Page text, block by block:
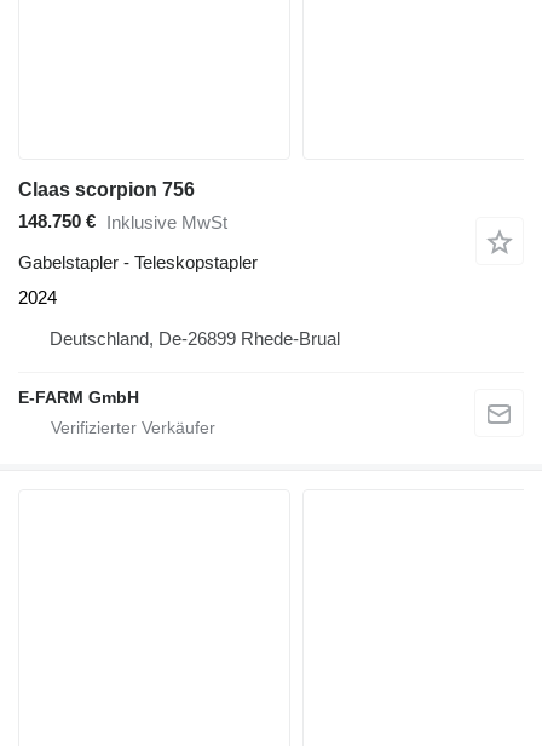
Claas scorpion 756
148.750 € Inklusive MwSt
Gabelstapler - Teleskopstapler
2024
Deutschland, De-26899 Rhede-Brual
E-FARM GmbH